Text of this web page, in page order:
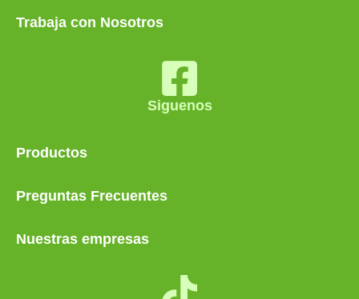
Trabaja con Nosotros
Siguenos
Productos
Preguntas Frecuentes
Nuestras empresas